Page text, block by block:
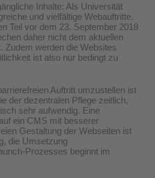
Inhalte: Als Universität
und vielfältige Webauftritte.
Teil vor dem 23. September 2018
daher nicht dem aktuellen
Zudem werden die Websites
ist also nur bedingt zu
Auftritt umzustellen ist
der dezentralen Pflege zeitlich,
sehr aufwendig. Eine
ein CMS mit besserer
Gestaltung der Webseiten ist
die Umsetzung
Prozesses beginnt im